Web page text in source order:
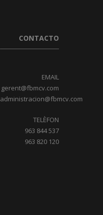
CONTACTO
EMAIL
gerent@fbmcv.com
administracion@fbmcv.com
TELÈFON
963 844 537
963 820 120